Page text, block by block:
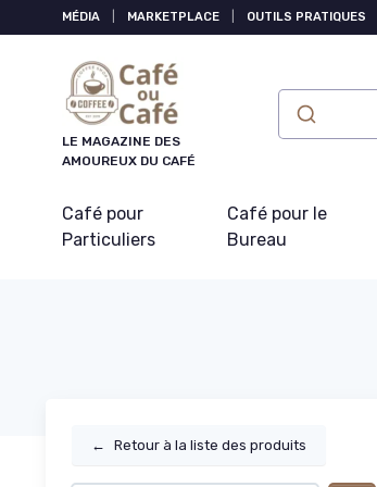
MÉDIA MARKETPLACE OUTILS PRATIQUES
LE MAGAZINE DES
AMOUREUX DU CAFÉ
Café pour
Particuliers
Café pour le
Bureau
← Retour à la liste des produits
Panneau de gestion des cookies